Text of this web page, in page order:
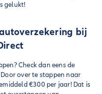
gelukt!
bij
Check dan eens de
over te stappen naar
€300 per jaar! Dat is